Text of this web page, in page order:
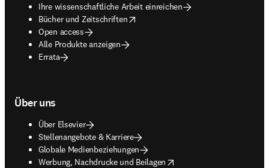
Ihre wissenschaftliche Arbeit einreichen
Bücher und Zeitschriften
opens in new tab/window
Open access
Alle Produkte anzeigen
Errata
Über uns
Über Elsevier
Stellenangebote & Karriere
Globale Medienbeziehungen
Werbung, Nachdrucke und Beilagen
opens in new tab/window